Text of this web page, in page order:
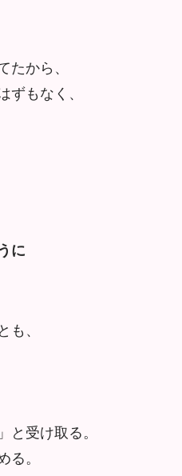
たから、
ずもなく、
に
も、
と受け取る。
る。